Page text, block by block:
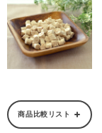
商品比較リスト